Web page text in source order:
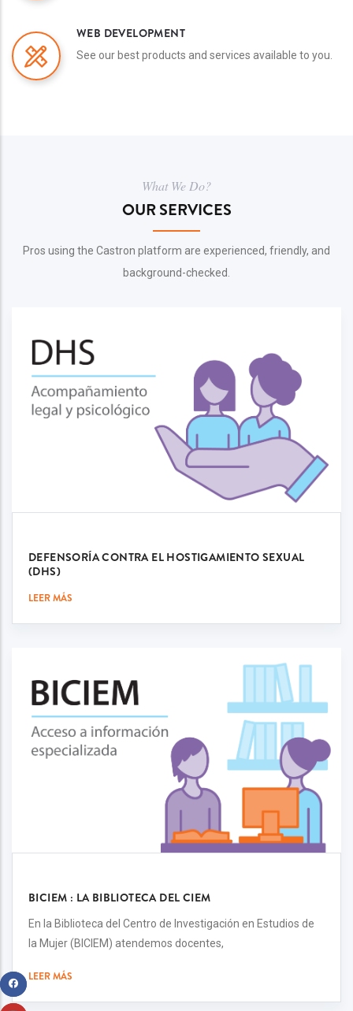
WEB DEVELOPMENT
See our best products and services available to you.
What We Do?
OUR SERVICES
Pros using the Castron platform are experienced, friendly, and
background-checked.
DEFENSORÍA CONTRA EL HOSTIGAMIENTO SEXUAL
(DHS)
LEER MÁS
BICIEM : LA BIBLIOTECA DEL CIEM
En la Biblioteca del Centro de Investigación en Estudios de
la Mujer (BICIEM) atendemos docentes,
LEER MÁS